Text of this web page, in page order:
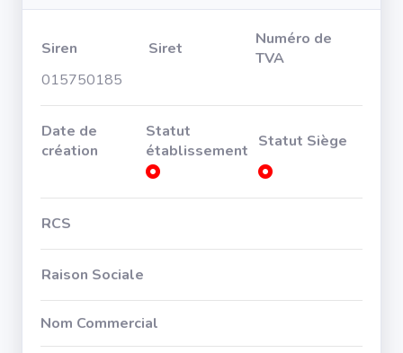
Siren Siret
Numéro de
TVA
015750185
Date de
création
Statut
établissement Statut Siège
RCS
Raison Sociale
Nom Commercial